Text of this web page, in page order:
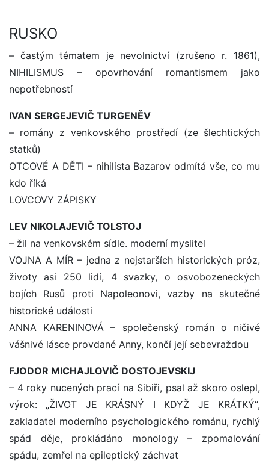
RUSKO
– častým tématem je nevolnictví (zrušeno r. 1861),
NIHILISMUS – opovrhování romantismem jako
nepotřebností
IVAN SERGEJEVIČ TURGENĚV
– romány z venkovského prostředí (ze šlechtických
statků)
OTCOVÉ A DĚTI – nihilista Bazarov odmítá vše, co mu
kdo říká
LOVCOVY ZÁPISKY
LEV NIKOLAJEVIČ TOLSTOJ
– žil na venkovském sídle. moderní myslitel
VOJNA A MÍR – jedna z nejstarších historických próz,
životy asi 250 lidí, 4 svazky, o osvobozeneckých
bojích Rusů proti Napoleonovi, vazby na skutečné
historické události
ANNA KARENINOVÁ – společenský román o ničivé
vášnivé lásce provdané Anny, končí její sebevraždou
FJODOR MICHAJLOVIČ DOSTOJEVSKIJ
– 4 roky nucených prací na Sibiři, psal až skoro oslepl,
výrok: „ŽIVOT JE KRÁSNÝ I KDYŽ JE KRÁTKÝ“,
zakladatel moderního psychologického románu, rychlý
spád děje, prokládáno monology – zpomalování
spádu, zemřel na epileptický záchvat